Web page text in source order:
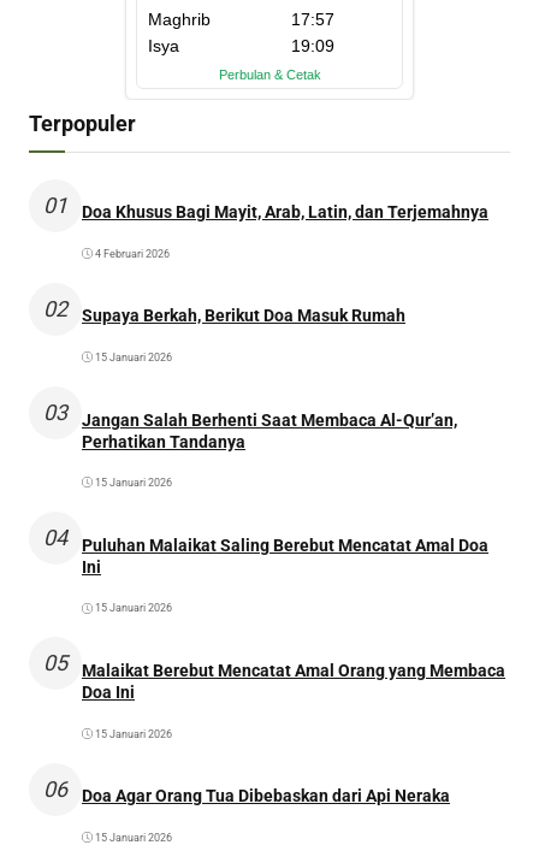
Terpopuler
01 Doa Khusus Bagi Mayit, Arab, Latin, dan Terjemahnya
4 Februari 2026
02 Supaya Berkah, Berikut Doa Masuk Rumah
15 Januari 2026
03
Jangan Salah Berhenti Saat Membaca Al-Qur’an,
Perhatikan Tandanya
15 Januari 2026
04
Puluhan Malaikat Saling Berebut Mencatat Amal Doa
Ini
15 Januari 2026
05
Malaikat Berebut Mencatat Amal Orang yang Membaca
Doa Ini
15 Januari 2026
06 Doa Agar Orang Tua Dibebaskan dari Api Neraka
15 Januari 2026